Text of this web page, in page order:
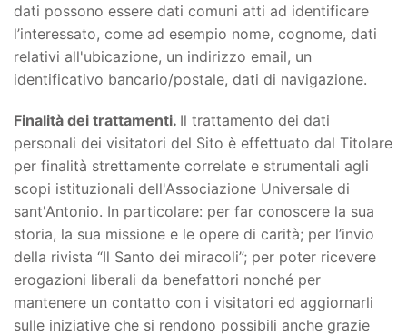
dati possono essere dati comuni atti ad identificare
l’interessato, come ad esempio nome, cognome, dati
relativi all'ubicazione, un indirizzo email, un
identificativo bancario/postale, dati di navigazione.
Finalità dei trattamenti. Il trattamento dei dati
personali dei visitatori del Sito è effettuato dal Titolare
per finalità strettamente correlate e strumentali agli
scopi istituzionali dell'Associazione Universale di
sant'Antonio. In particolare: per far conoscere la sua
storia, la sua missione e le opere di carità; per l’invio
della rivista “Il Santo dei miracoli”; per poter ricevere
erogazioni liberali da benefattori nonché per
mantenere un contatto con i visitatori ed aggiornarli
sulle iniziative che si rendono possibili anche grazie